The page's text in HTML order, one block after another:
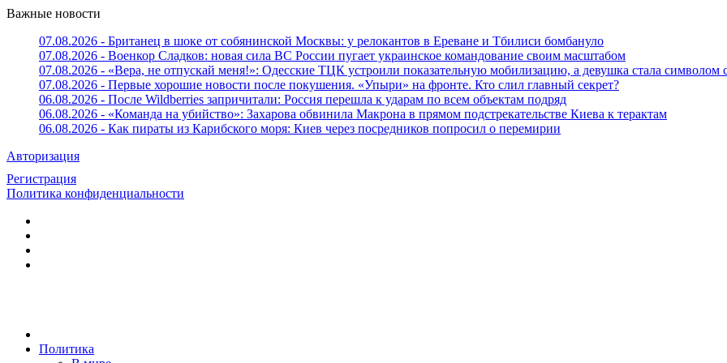
Важные новости
07.08.2026 - Британец в шоке от собянинской Москвы: у релокантов в Ереване и Тбилиси бомбануло
07.08.2026 - Военкор Сладков: новая сила ВС России пугает украинское командование своим масштабом
07.08.2026 - «Вера, не отпускай меня!»: Одесские ТЦК устроили показательную мобилизацию, а девушка стала символом
07.08.2026 - Первые хорошие новости после покушения. «Упыри» на фронте. Кто слил главный секрет?
06.08.2026 - После Wildberries запричитали: Россия перешла к ударам по всем объектам подряд
06.08.2026 - «Команда на убийство»: Захарова обвинила Макрона в прямом подстрекательстве Киева к терактам
06.08.2026 - Как пираты из Карибского моря: Киев через посредников попросил о перемирии
Авторизация
Регистрация
Политика конфиденциальности
Политика